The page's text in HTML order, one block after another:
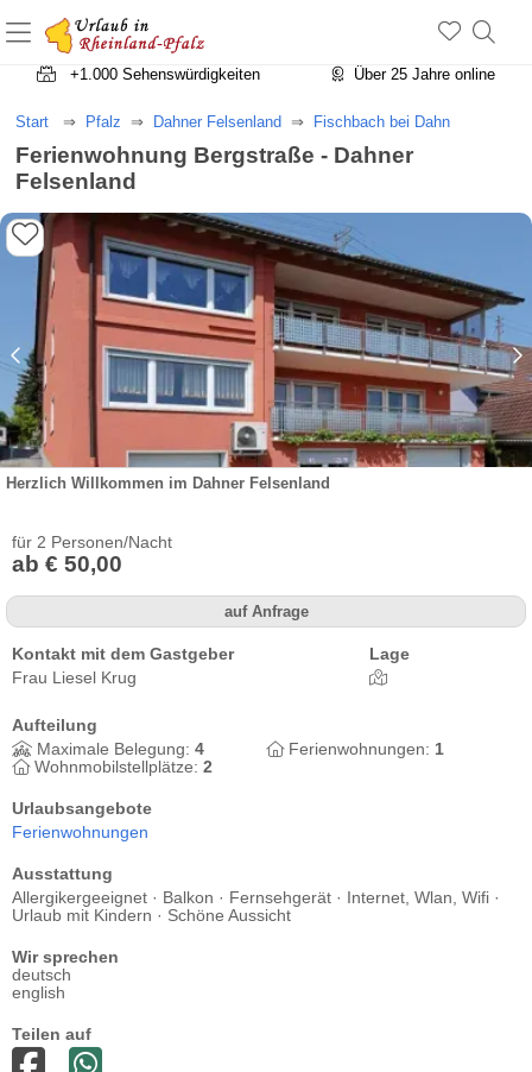
+1.500 Unterkünfte in Rheinland-Pfalz
+1.000 Sehenswürdigkeiten
Über 25 Jahre online
Start Pfalz Dahner Felsenland Fischbach bei Dahn
Ferienwohnung Bergstraße - Dahner
Felsenland
Herzlich Willkommen im Dahner Felsenland
für 2 Personen/Nacht
ab € 50,00
auf Anfrage
Kontakt mit dem Gastgeber
Frau Liesel Krug
Lage
Aufteilung
Maximale Belegung: 4 Ferienwohnungen: 1
Wohnmobilstellplätze: 2
Urlaubsangebote
Ferienwohnungen
Ausstattung
Allergikergeeignet · Balkon · Fernsehgerät · Internet, Wlan, Wifi ·
Urlaub mit Kindern · Schöne Aussicht
Wir sprechen
deutsch
english
Teilen auf